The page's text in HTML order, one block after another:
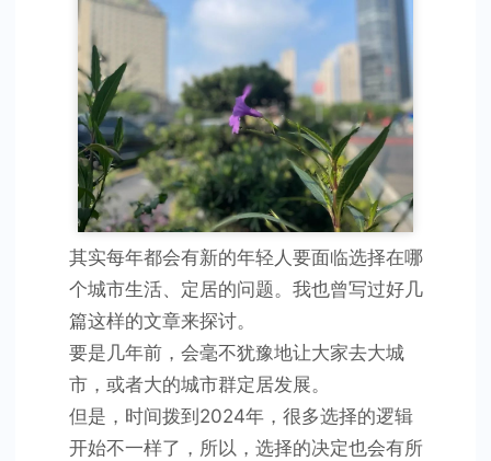
市，
其实每年都会有新的年轻人要面临选择在哪
个城市生活、定居的问题。我也曾写过好几
篇这样的文章来探讨。
要是几年前，会毫不犹豫地让大家去大城
市，或者大的城市群定居发展。
但是，时间拨到2024年，很多选择的逻辑
开始不一样了，所以，选择的决定也会有所